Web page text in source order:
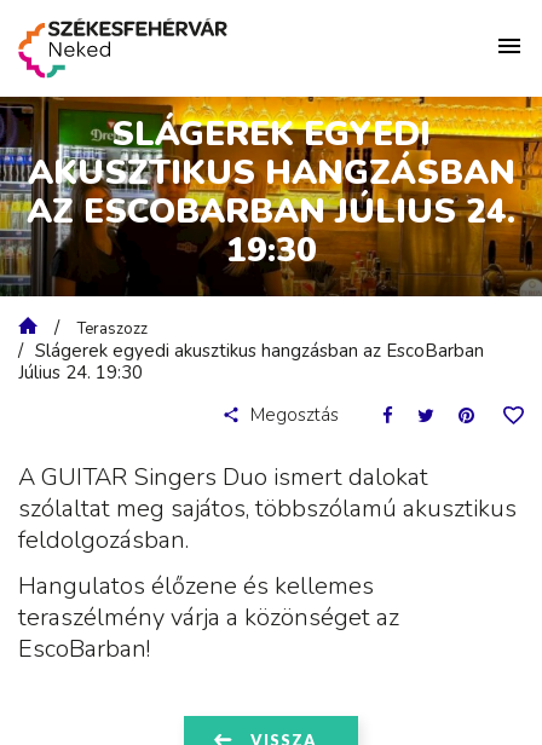
SLÁGEREK EGYEDI
AKUSZTIKUS HANGZÁSBAN
AZ ESCOBARBAN JÚLIUS 24.
19:30
Teraszozz
Slágerek egyedi akusztikus hangzásban az EscoBarban
Július 24. 19:30
Megosztás
A GUITAR Singers Duo ismert dalokat
szólaltat meg sajátos, többszólamú akusztikus
feldolgozásban.
Hangulatos élőzene és kellemes
teraszélmény várja a közönséget az
EscoBarban!
VISSZA